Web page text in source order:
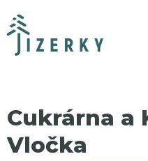
Cukrárna a
Vločka